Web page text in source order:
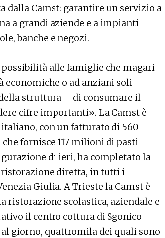
dalla Camst: garantire un servizio a
a grandi aziende e a impianti
banche e negozi.
alle famiglie che magari
o ad anziani soli –
struttura – di consumare il
cifre importanti». La Camst è
con un fatturato di 560
fornisce 117 milioni di pasti
di ieri, ha completato la
ristorazione diretta, in tutti i
Giulia. A Trieste la Camst è
ristorazione scolastica, aziendale e
il centro cottura di Sgonico -
giorno, quattromila dei quali sono